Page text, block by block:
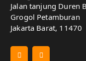
Jalan tanjung Duren
Grogol Petamburan
Jakarta Barat, 11470